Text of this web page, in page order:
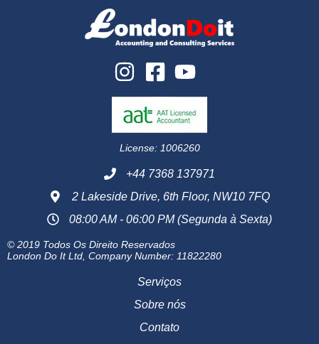
License: 1006260
+44 7368 137971
2 Lakeside Drive, 6th Floor, NW10 7FQ
08:00 AM - 06:00 PM (Segunda à Sexta)
© 2019 Todos Os Direito Reservados
London Do It Ltd, Company Number: 11822280
Serviços
Sobre nós
Contato